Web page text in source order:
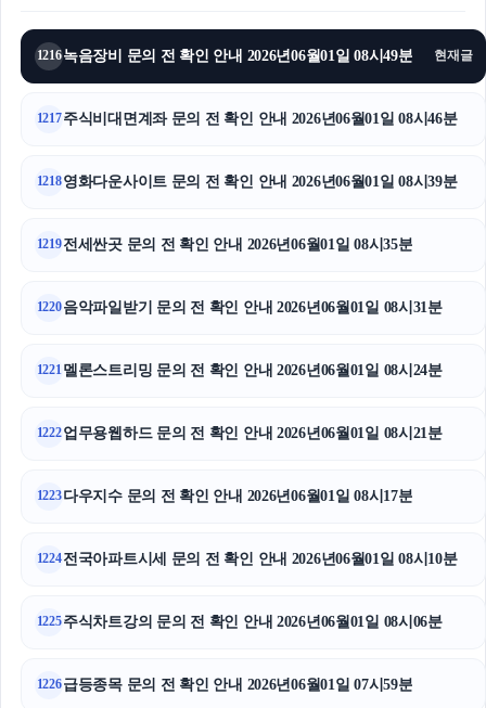
1216녹음장비 문의 전 확인 안내 2026년06월01일 08시49분 현재글
1217주식비대면계좌 문의 전 확인 안내 2026년06월01일 08시46분
1218영화다운사이트 문의 전 확인 안내 2026년06월01일 08시39분
1219전세싼곳 문의 전 확인 안내 2026년06월01일 08시35분
1220음악파일받기 문의 전 확인 안내 2026년06월01일 08시31분
1221멜론스트리밍 문의 전 확인 안내 2026년06월01일 08시24분
1222업무용웹하드 문의 전 확인 안내 2026년06월01일 08시21분
1223다우지수 문의 전 확인 안내 2026년06월01일 08시17분
1224전국아파트시세 문의 전 확인 안내 2026년06월01일 08시10분
1225주식차트강의 문의 전 확인 안내 2026년06월01일 08시06분
1226급등종목 문의 전 확인 안내 2026년06월01일 07시59분